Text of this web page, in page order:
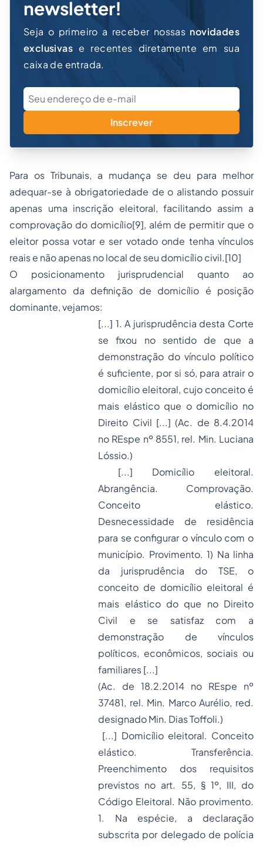
newsletter!
Seja o primeiro a receber nossas novidades
exclusivas e recentes diretamente em sua
caixa de entrada.
Inscrever
Para os Tribunais, a mudança se deu para melhor
adequar-se à obrigatoriedade de o alistando possuir
apenas uma inscrição eleitoral, facilitando assim a
comprovação do domicílio[9], além de permitir que o
eleitor possa votar e ser votado onde tenha vínculos
reais e não apenas no local de seu domicílio civil.[10]
O posicionamento jurisprudencial quanto ao
alargamento da definição de domicílio é posição
dominante, vejamos:
[...] 1. A jurisprudência desta Corte
se fixou no sentido de que a
demonstração do vínculo político
é suficiente, por si só, para atrair o
domicílio eleitoral, cujo conceito é
mais elástico que o domicílio no
Direito Civil [...](Ac. de 8.4.2014
no REspe nº 8551, rel. Min. Luciana
Lóssio.)
[...] Domicílio eleitoral.
Abrangência. Comprovação.
Conceito elástico.
Desnecessidade de residência
para se configurar o vínculo com o
município. Provimento. 1) Na linha
da jurisprudência do TSE, o
conceito de domicílio eleitoral é
mais elástico do que no Direito
Civil e se satisfaz com a
demonstração de vínculos
políticos, econômicos, sociais ou
familiares [...]
(Ac. de 18.2.2014 no REspe nº
37481, rel. Min. Marco Aurélio, red.
designado Min. Dias Toffoli.)
[...] Domicílio eleitoral. Conceito
elástico. Transferência.
Preenchimento dos requisitos
previstos no art. 55, § 1º, III, do
Código Eleitoral. Não provimento.
1. Na espécie, a declaração
subscrita por delegado de polícia